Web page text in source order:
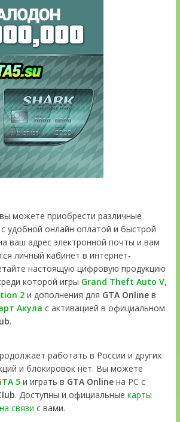
вы можете приобрести различные
удобной онлайн оплатой и быстрой
ваш адрес электронной почты и вам
личный кабинет в интернет-
настоящую цифровую продукцию
которой игры Grand Theft Auto V,
2и дополнения для GTA Onlineв
Акула с активацией в официальном
.
работать в России и других
и блокировок нет. Вы можете
5и играть в GTA Onlineна PC с
. Доступны и официальные карты
на связи с вами.